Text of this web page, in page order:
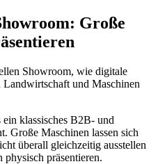
Große
Showroom, wie digitale
und Maschinen
klassisches B2B- und
Große Maschinen lassen sich
überall gleichzeitig ausstellen
präsentieren.